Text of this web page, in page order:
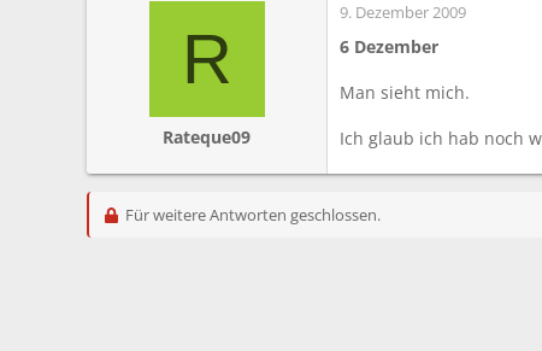
R
Rateque09
9. Dezember 2009
6 Dezember
Man sieht mich.
Ich glaub ich hab noch
Für weitere Antworten geschlossen.